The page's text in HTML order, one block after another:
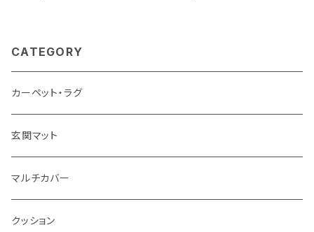
CATEGORY
カーペット・ラグ
玄関マット
マルチカバー
クッション